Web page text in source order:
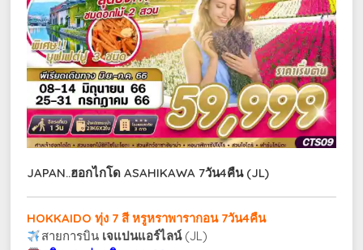
JAPAN..ฮอกไกโด ASAHIKAWA 7วัน4คืน (JL)
HOKKAIDO ทุ่ง 7 สี หรูหราพารากอน 7วัน4คืน
สายการบิน เจแปนแอร์ไลน์(JL)